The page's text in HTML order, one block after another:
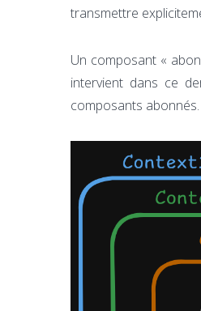
transmettre
Un composant «
intervient dans ce
composants abonnés.